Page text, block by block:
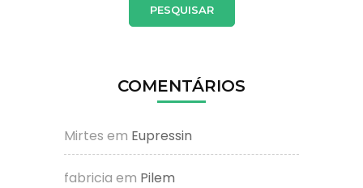
COMENTÁRIOS
Mirtes em Eupressin
fabricia em Pilem